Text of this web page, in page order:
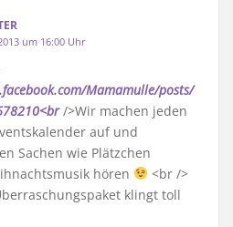
um 16:00 Uhr
Mamamulle/posts/
/>Wir machen jeden
auf und
Sachen wie Plätzchen
hören
<br />
klingt toll